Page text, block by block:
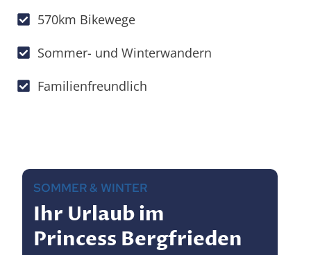
570km Bikewege
Sommer- und Winterwandern
Familienfreundlich
SOMMER & WINTER
Ihr Urlaub im
Princess Bergfrieden